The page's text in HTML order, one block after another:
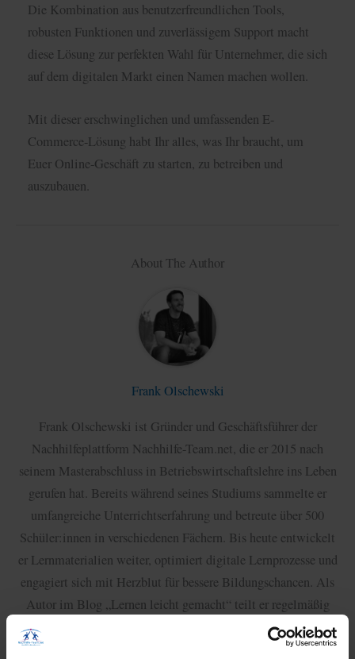
Die Kombination aus benutzerfreundlichen Tools,
robusten Funktionen und zuverlässigem Support macht
diese Lösung zur perfekten Wahl für Unternehmer, die sich
auf dem digitalen Markt einen Namen machen wollen.
Mit dieser erschwinglichen und umfassenden E-
Commerce-Lösung habt Ihr alles, was Ihr braucht, um
Euer Online-Geschäft zu starten, zu betreiben und
auszubauen.
About The Author
Frank Olschewski
Frank Olschewski ist Gründer und Geschäftsführer der
Nachhilfeplattform Nachhilfe-Team.net, die er 2015 nach
seinem Masterabschluss in Betriebswirtschaftslehre ins Leben
gerufen hat. Bereits während seines Studiums sammelte er
umfangreiche Unterrichtserfahrung und betreute über 500
Schüler:innen in verschiedenen Fächern. Bis heute entwickelt
er Lernmaterialien weiter, optimiert digitale Lernprozesse und
engagiert sich mit Herzblut für bessere Bildungschancen. Als
Autor im Blog „Lernen leicht gemacht“ teilt er regelmäßig
praktische Tipps, Hintergrundwissen und Erklärungen rund um